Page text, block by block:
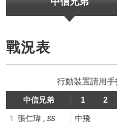
戰況表
中信兄弟 1 2
1 張仁瑋 SS 中飛